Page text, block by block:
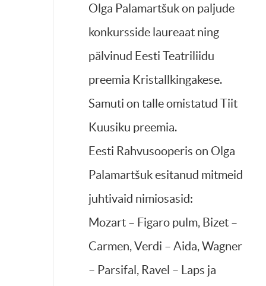
Olga Palamartšuk on paljude
konkursside laureaat ning
pälvinud Eesti Teatriliidu
preemia Kristallkingakese.
Samuti on talle omistatud Tiit
Kuusiku preemia.
Eesti Rahvusooperis on Olga
Palamartšuk esitanud mitmeid
juhtivaid nimiosasid:
Mozart – Figaro pulm, Bizet –
Carmen, Verdi – Aida, Wagner
– Parsifal, Ravel – Laps ja